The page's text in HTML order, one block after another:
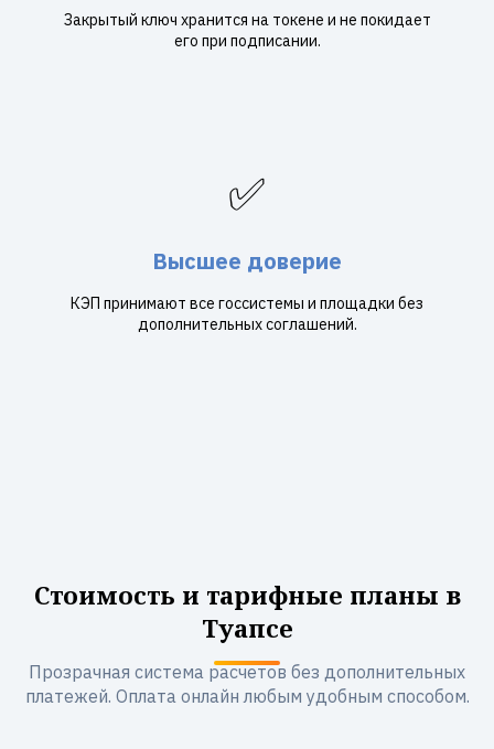
Закрытый ключ хранится на токене и не покидает
его при подписании.
✅
Высшее доверие
КЭП принимают все госсистемы и площадки без
дополнительных соглашений.
Стоимость и тарифные планы в
Туапсе
Прозрачная система расчетов без дополнительных
платежей. Оплата онлайн любым удобным способом.